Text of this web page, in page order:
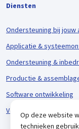
Diensten
Ondersteuning bij jouw
Applicatie &
Ondersteuning &
Productie &
Software ontwikkeling
Voorraadbeheer &
Op deze website
technieken